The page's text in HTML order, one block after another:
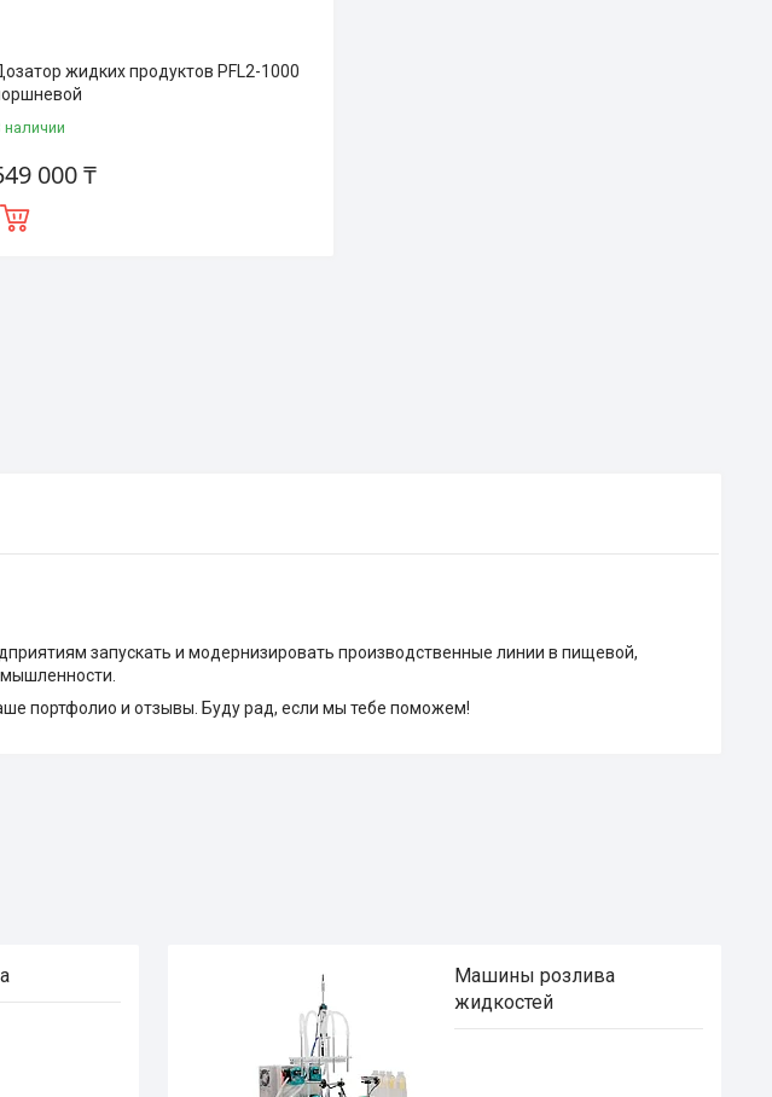
жидких продуктов PFL2-1000
наличии
000 ₸
запускать и модернизировать производственные линии в пищевой,
портфолио и отзывы. Буду рад, если мы тебе поможем!
Машины розлива
жидкостей